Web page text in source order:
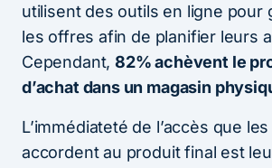
utilisent des outils en ligne pour
les offres afin de planifier leurs
Cependant,82% achèvent le
d’achat dans un magasin
L’immédiateté de l’accès que
accordent au produit final est